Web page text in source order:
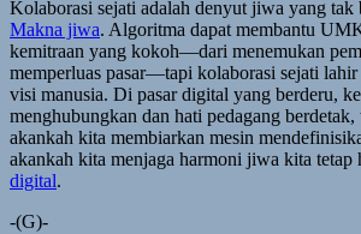
Kolaborasi sejati adalah denyut jiwa yang tak
Makna jiwa. Algoritma dapat membantu
kemitraan yang kokoh—dari menemukan
memperluas pasar—tapi kolaborasi sejati lahir
visi manusia. Di pasar digital yang berderu,
menghubungkan dan hati pedagang
akankah kita membiarkan mesin
akankah kita menjaga harmoni jiwa kita tetap
digital.
-(G)-